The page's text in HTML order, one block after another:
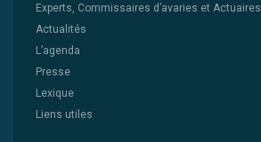
Experts, Commissaires d’avaries et Actuaires
Actualités
L’agenda
Presse
Lexique
Liens utiles